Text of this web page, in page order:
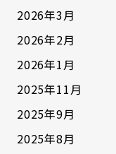
2026年3月
2026年2月
2026年1月
2025年11月
2025年9月
2025年8月